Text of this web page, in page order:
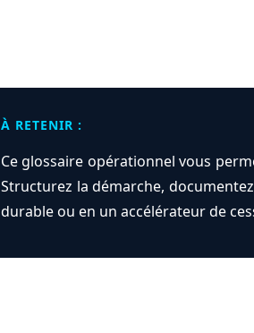
À RETENIR :
Ce glossaire opérationnel vous
Structurez la démarche,
durable ou en un accélérateur de